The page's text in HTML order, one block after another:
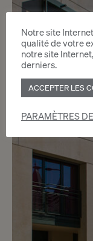
CHF 240.- /
Rue de
Genève
m2
Notre site
qualité de votre
notre site
derniers.
ACCEPTER LES
PARAMÈTRES